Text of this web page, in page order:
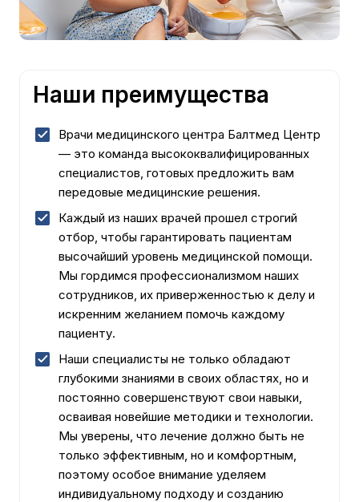
Наши преимущества
Врачи медицинского центра Балтмед Центр
— это команда высококвалифицированных
специалистов, готовых предложить вам
передовые медицинские решения.
Каждый из наших врачей прошел строгий
отбор, чтобы гарантировать пациентам
высочайший уровень медицинской помощи.
Мы гордимся профессионализмом наших
сотрудников, их приверженностью к делу и
искренним желанием помочь каждому
пациенту.
Наши специалисты не только обладают
глубокими знаниями в своих областях, но и
постоянно совершенствуют свои навыки,
осваивая новейшие методики и технологии.
Мы уверены, что лечение должно быть не
только эффективным, но и комфортным,
поэтому особое внимание уделяем
индивидуальному подходу и созданию